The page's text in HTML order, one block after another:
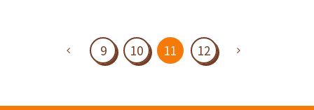
9 10 11 12